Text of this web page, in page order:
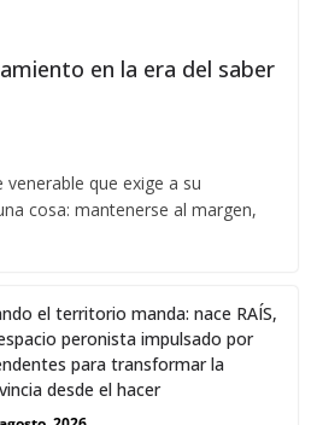
en la era del saber
que exige a su
cosa: mantenerse al margen,
el territorio manda: nace RAÍS,
peronista impulsado por
para transformar la
desde el hacer